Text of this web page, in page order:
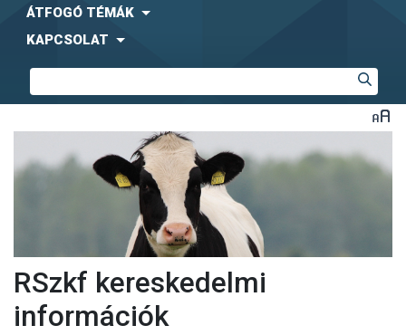
ÁTFOGÓ TÉMÁK
KAPCSOLAT
RSzkf kereskedelmi
információk